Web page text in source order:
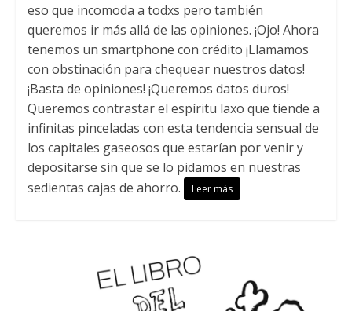
eso que incomoda a todxs pero también
queremos ir más allá de las opiniones. ¡Ojo! Ahora
tenemos un smartphone con crédito ¡Llamamos
con obstinación para chequear nuestros datos!
¡Basta de opiniones! ¡Queremos datos duros!
Queremos contrastar el espíritu laxo que tiende a
infinitas pinceladas con esta tendencia sensual de
los capitales gaseosos que estarían por venir y
depositarse sin que se lo pidamos en nuestras
sedientas cajas de ahorro.
Leer más